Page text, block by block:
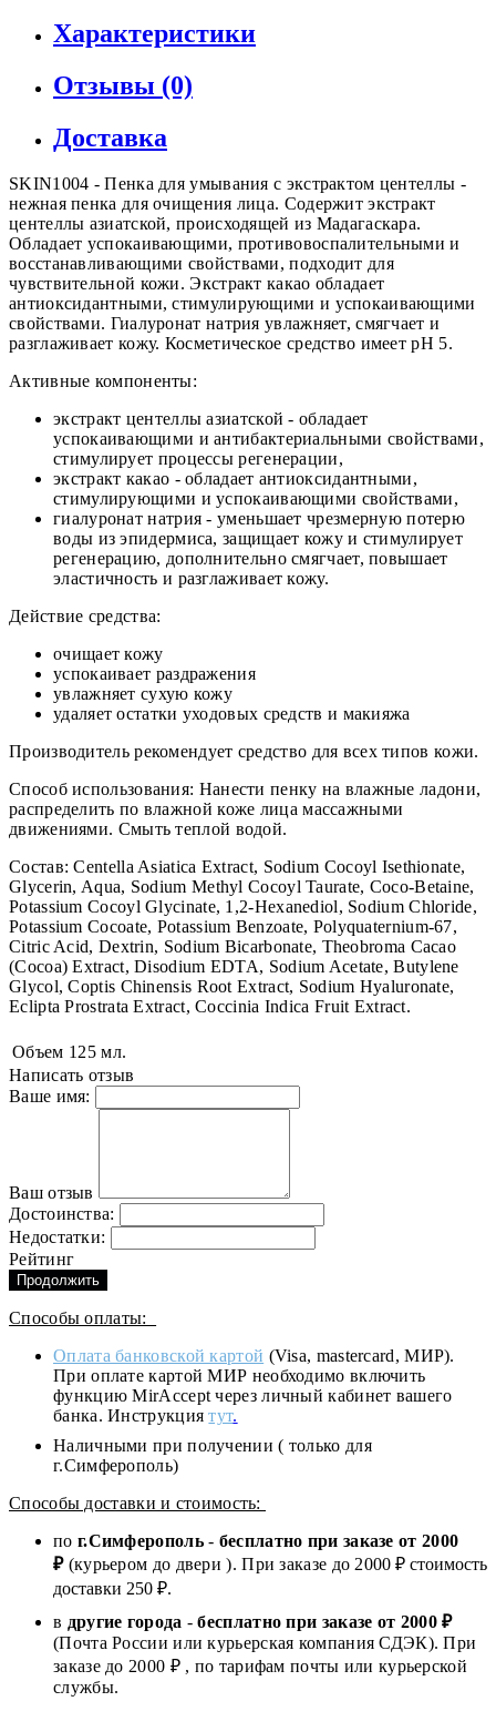
Характеристики
Отзывы (0)
Доставка
SKIN1004 - Пенка для умывания с экстрактом центеллы -
нежная пенка для очищения лица. Содержит экстракт
центеллы азиатской, происходящей из Мадагаскара.
Обладает успокаивающими, противовоспалительными и
восстанавливающими свойствами, подходит для
чувствительной кожи. Экстракт какао обладает
антиоксидантными, стимулирующими и успокаивающими
свойствами. Гиалуронат натрия увлажняет, смягчает и
разглаживает кожу. Косметическое средство имеет pH 5.
Активные компоненты:
экстракт центеллы азиатской - обладает
успокаивающими и антибактериальными свойствами,
стимулирует процессы регенерации,
экстракт какао - обладает антиоксидантными,
стимулирующими и успокаивающими свойствами,
гиалуронат натрия - уменьшает чрезмерную потерю
воды из эпидермиса, защищает кожу и стимулирует
регенерацию, дополнительно смягчает, повышает
эластичность и разглаживает кожу.
Действие средства:
очищает кожу
успокаивает раздражения
увлажняет сухую кожу
удаляет остатки уходовых средств и макияжа
Производитель рекомендует средство для всех типов кожи.
Способ использования: Нанести пенку на влажные ладони,
распределить по влажной коже лица массажными
движениями. Смыть теплой водой.
Состав: Centella Asiatica Extract, Sodium Cocoyl Isethionate,
Glycerin, Aqua, Sodium Methyl Cocoyl Taurate, Coco-Betaine,
Potassium Cocoyl Glycinate, 1,2-Hexanediol, Sodium Chloride,
Potassium Cocoate, Potassium Benzoate, Polyquaternium-67,
Citric Acid, Dextrin, Sodium Bicarbonate, Theobroma Cacao
(Cocoa) Extract, Disodium EDTA, Sodium Acetate, Butylene
Glycol, Coptis Chinensis Root Extract, Sodium Hyaluronate,
Eclipta Prostrata Extract, Coccinia Indica Fruit Extract.
Объем 125 мл.
Написать отзыв
Ваше имя:
Ваш отзыв
Достоинства:
Недостатки:
Рейтинг
Продолжить
Способы оплаты:
Оплата банковской картой (Visa, mastercard, МИР).
При оплате картой МИР необходимо включить
функцию MirAccept через личный кабинет вашего
банка. Инструкциятут.
Наличными при получении ( только для
г.Симферополь)
Способы доставки и стоимость:
по г.Симферополь- бесплатно при заказе от 2000
₽(курьером до двери ). При заказе до 2000 ₽ стоимость
доставки 250 ₽.
в другие города -бесплатно при заказе от 2000 ₽
(Почта России или курьерская компания СДЭК). При
заказе до 2000 ₽ , по тарифам почты или курьерской
службы.